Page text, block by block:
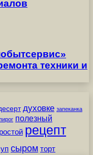
техники и
духовке запеканка
полезный
рецепт
сыром торт